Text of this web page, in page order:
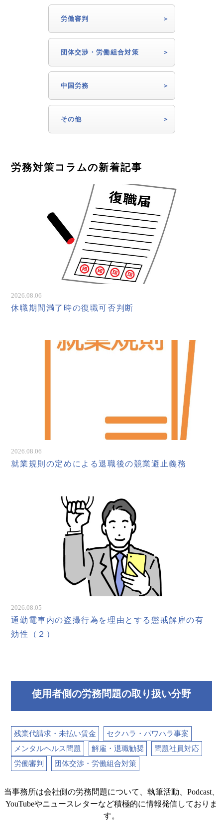
労働審判
団体交渉・労働組合対策
中国労務
その他
労務対策コラムの新着記事
2026.08.06
休職期間満了時の復職可否判断
2026.08.06
就業規則の定めによる退職後の競業避止義務
2026.08.05
通勤電車内の盗撮行為を理由とする懲戒解雇の有
効性（２）
使用者側の労務問題の取り扱い分野
残業代請求・未払い賃金
セクハラ・パワハラ事案
メンタルヘルス問題
解雇・退職勧奨
問題社員対応
労働審判
団体交渉・労働組合対策
当事務所は会社側の労務問題について、執筆活動、Podcast、
YouTubeやニュースレターなど積極的に情報発信しておりま
す。